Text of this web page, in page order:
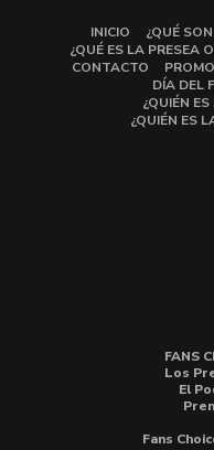
INICIO
¿QUÉ
¿QUÉ ES LA PRESEA
CONTACTO
DÍA DEL
¿QUIÉN
¿QUIÉN ES
FANS
Los
El
Fans